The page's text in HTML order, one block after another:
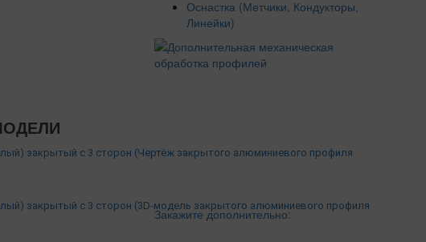
закрытый с 3 сторон (Чертёж закрытого алюминиевого профиля
закрытый с 3 сторон (3D-модель закрытого алюминиевого профиля
Оснастка (Метчики, Кондукторы,
Линейки)
Закажите дополнительно: